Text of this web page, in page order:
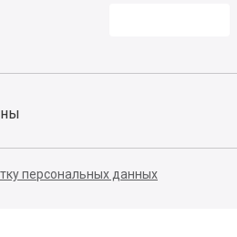
персональных данных